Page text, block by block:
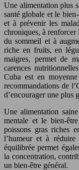
Une alimentation plus
santé globale et le
et à prévenir les
chroniques, à
du sommeil et à
riche en fruits, en
maigres, permet de
carences
Cuba est en
recommandations de
d’encourager une plus
Une alimentation
mentale et le bien-
poissons gras riches
l’humeur et à
équilibrée permet
la concentration,
un bien-être général.